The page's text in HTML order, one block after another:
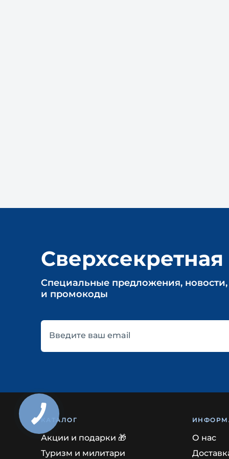
Введите ваш email
Cпециальные предложения,
и промокоды
КАТАЛОГ
Акции и подарки 🎁
Туризм и милитари
О нас